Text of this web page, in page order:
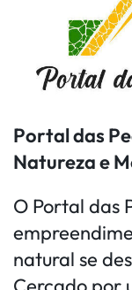
Portal das
Natureza e
O Portal das
natural se